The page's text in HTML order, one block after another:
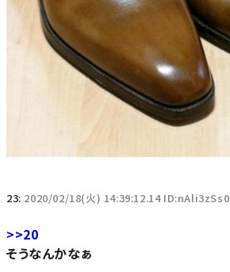
23: 2020/02/18(火) 14:39:12.14 ID:nAli3zSs0
>>20
そうなんかなぁ